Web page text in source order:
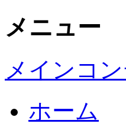
メニュー
メインコ
ホーム